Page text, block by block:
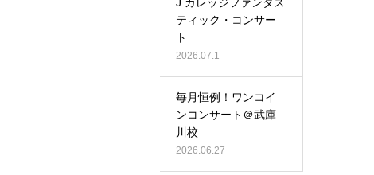
ティック・コンサー
ト
2026.07.1
毎月恒例！ワンコイ
ンコンサート＠武庫
川校
2026.06.27